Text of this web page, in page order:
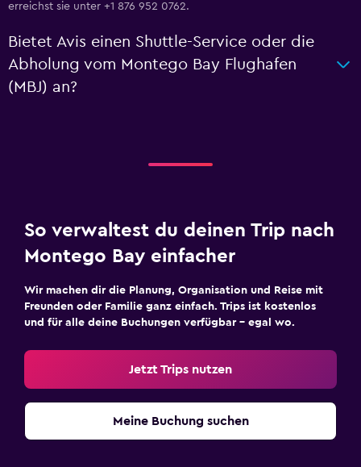
erreichst sie unter +1 876 952 0762.
Bietet Avis einen Shuttle-Service oder die
Abholung vom Montego Bay Flughafen
(MBJ) an?
So verwaltest du deinen Trip nach
Montego Bay einfacher
Wir machen dir die Planung, Organisation und Reise mit
Freunden oder Familie ganz einfach. Trips ist kostenlos
und für alle deine Buchungen verfügbar – egal wo.
Jetzt Trips nutzen
Meine Buchung suchen